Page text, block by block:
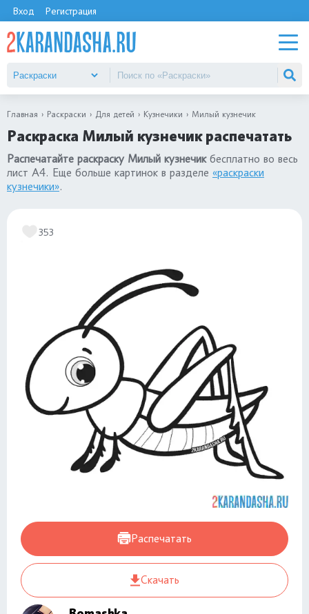
Вход Регистрация
Главная Раскраски Для детей Кузнечики Милый кузнечик
Раскраска Милый кузнечик распечатать
Распечатайте раскраску Милый кузнечикбесплатно во весь
лист А4. Еще больше картинок в разделе «раскраски
кузнечики».
353
Распечатать
Скачать